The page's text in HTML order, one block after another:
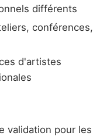
différents
conférences,
d'artistes
validation pour les